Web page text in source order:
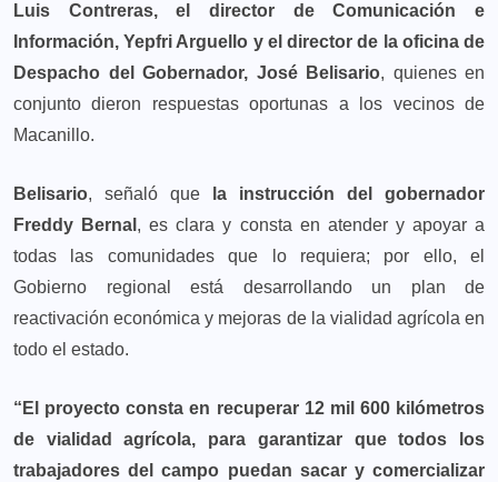
Luis Contreras, el director de Comunicación e
Información, Yepfri Arguello y el director de la oficina de
Despacho del Gobernador, José Belisario, quienes en
conjunto dieron respuestas oportunas a los vecinos de
Macanillo.
Belisario, señaló que
la instrucción del gobernador
Freddy Bernal , es clara y consta en atender y apoyar a
todas las comunidades que lo requiera; por ello, el
Gobierno regional está desarrollando un plan de
reactivación económica y mejoras de la vialidad agrícola en
todo el estado.
“El proyecto consta en recuperar 12 mil 600 kilómetros
de vialidad agrícola, para garantizar que todos los
trabajadores del campo puedan sacar y comercializar